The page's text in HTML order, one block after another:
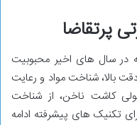
پرتقاضا
سال‌ های اخیر محبوبیت
بالا، شناخت مواد و رعایت
کاشت ناخن، از شناخت
تکنیک ‌های پیشرفته ادامه